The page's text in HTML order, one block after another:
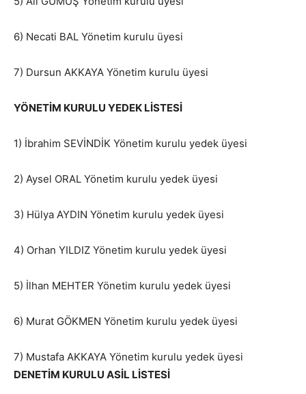
6) Necati BAL Yönetim kurulu üyesi
7) Dursun AKKAYA Yönetim kurulu üyesi
YÖNETİM KURULU YEDEK LİSTESİ
1) İbrahim SEVİNDİK Yönetim kurulu yedek üyesi
2) Aysel ORAL Yönetim kurulu yedek üyesi
3) Hülya AYDIN Yönetim kurulu yedek üyesi
4) Orhan YILDIZ Yönetim kurulu yedek üyesi
5) İlhan MEHTER Yönetim kurulu yedek üyesi
6) Murat GÖKMEN Yönetim kurulu yedek üyesi
7) Mustafa AKKAYA Yönetim kurulu yedek üyesi
DENETİM KURULU ASİL LİSTESİ